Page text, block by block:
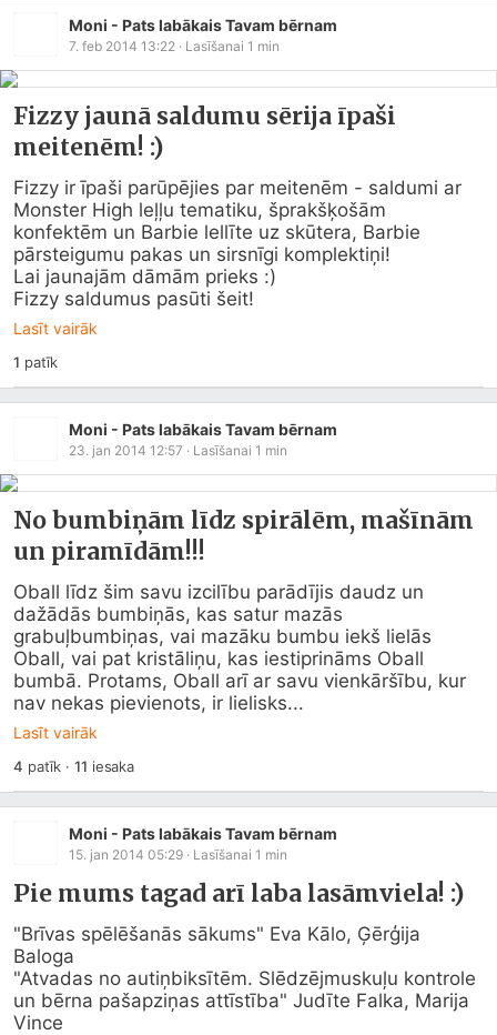
Moni - Pats labākais Tavam bērnam
7. feb 2014 13:22 · Lasīšanai 1 min
Fizzy jaunā saldumu sērija īpaši
meitenēm! :)
Fizzy ir īpaši parūpējies par meitenēm - saldumi ar
Monster High leļļu tematiku, šprakšķošām
konfektēm un Barbie lellīte uz skūtera, Barbie
pārsteigumu pakas un sirsnīgi komplektiņi!
Lai jaunajām dāmām prieks :)
Fizzy saldumus pasūti šeit!
Lasīt vairāk
1 patīk
Moni - Pats labākais Tavam bērnam
23. jan 2014 12:57 · Lasīšanai 1 min
No bumbiņām līdz spirālēm, mašīnām
un piramīdām!!!
Oball līdz šim savu izcilību parādījis daudz un
dažādās bumbiņās, kas satur mazās
grabuļbumbiņas, vai mazāku bumbu iekš lielās
Oball, vai pat kristāliņu, kas iestiprināms Oball
bumbā. Protams, Oball arī ar savu vienkāršību, kur
nav nekas pievienots, ir lielisks...
Lasīt vairāk
4 patīk ·11 iesaka
Moni - Pats labākais Tavam bērnam
15. jan 2014 05:29 · Lasīšanai 1 min
Pie mums tagad arī laba lasāmviela! :)
"Brīvas spēlēšanās sākums" Eva Kālo, Ģērģija
Baloga
"Atvadas no autiņbiksītēm. Slēdzējmuskuļu kontrole
un bērna pašapziņas attīstība" Judīte Falka, Marija
Vince